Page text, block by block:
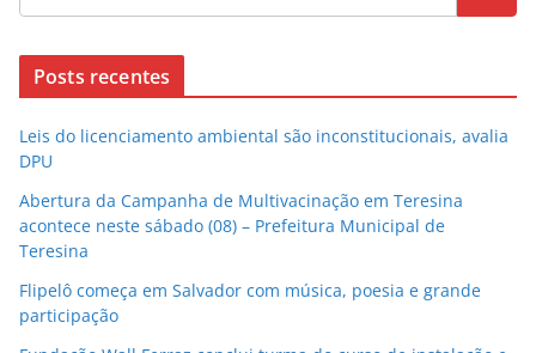
Posts recentes
Leis do licenciamento ambiental são inconstitucionais, avalia
DPU
Abertura da Campanha de Multivacinação em Teresina
acontece neste sábado (08) – Prefeitura Municipal de
Teresina
Flipelô começa em Salvador com música, poesia e grande
participação